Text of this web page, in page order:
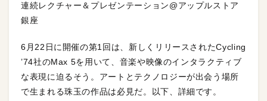
連続レクチャー＆プレゼンテーション@アップルストア
銀座
6月22日に開催の第1回は、新しくリリースされたCycling
’74社のMax 5を用いて、音楽や映像のインタラクティブ
な表現に迫るそう。アートとテクノロジーが出会う場所
で生まれる珠玉の作品は必見だ。以下、詳細です。